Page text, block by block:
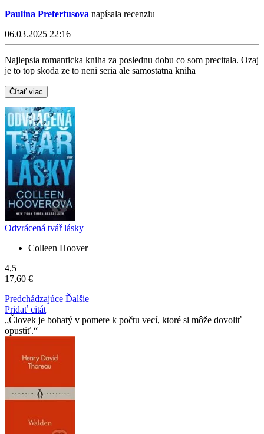
Paulina Prefertusova napísala recenziu
06.03.2025 22:16
Najlepsia romanticka kniha za poslednu dobu co som precitala. Ozaj
je to top skoda ze to neni seria ale samostatna kniha
Čítať viac
Odvrácená tvář lásky
Colleen Hoover
4,5
17,60 €
Predchádzajúce Ďalšie
Pridať citát
Človek je bohatý v pomere k počtu vecí, ktoré si môže dovoliť
opustiť.